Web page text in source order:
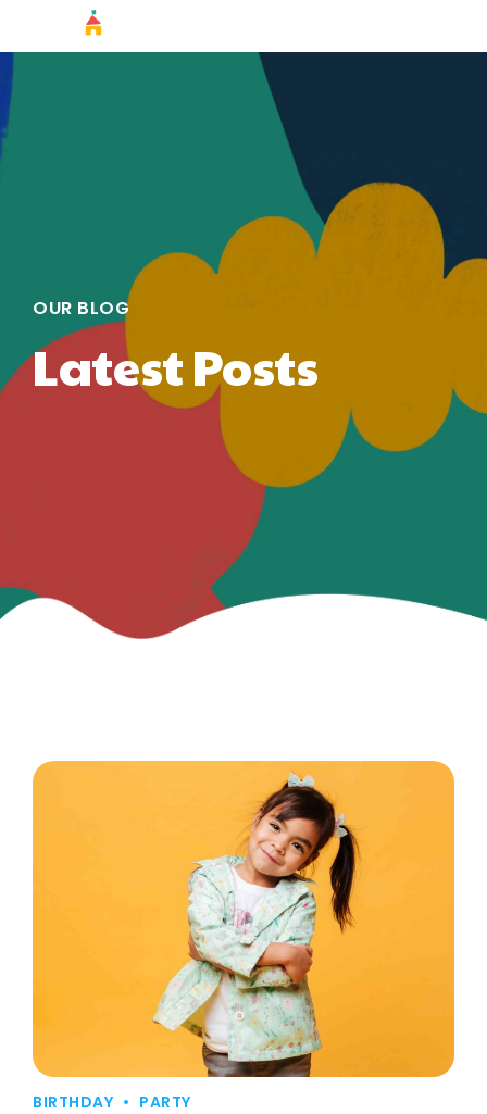
OUR BLOG
Latest Posts
BIRTHDAY PARTY